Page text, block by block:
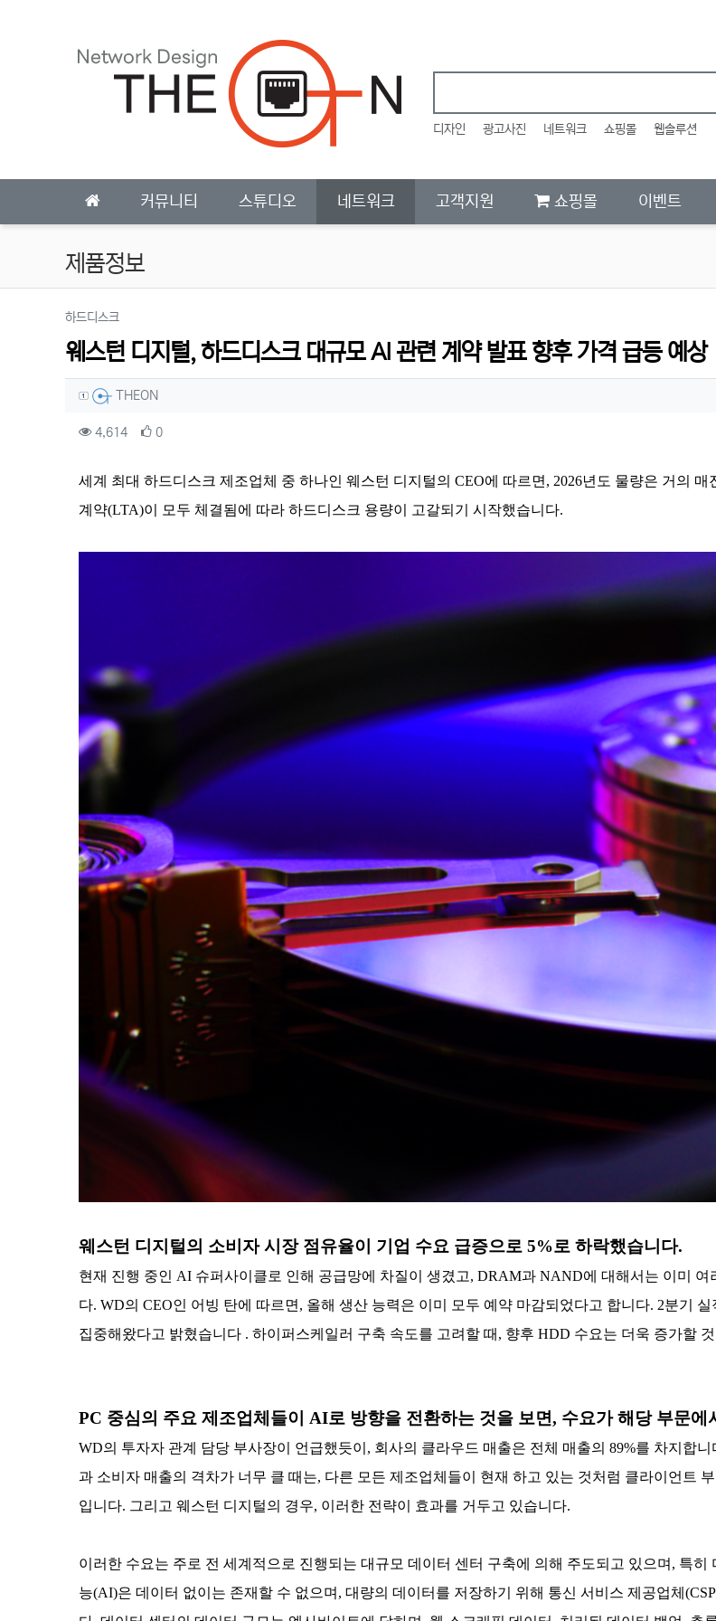
디자인 광고사진 네트워크 쇼핑몰 웹솔루션
커뮤니티 스튜디오 네트워크 고객지원 쇼핑몰 이벤트
제품정보
하드디스크분류
웨스턴 디지털, 하드디스크 대규모 AI 관련 계약 발표 향후 가격 급등 예상
작성자 정보
THEON
컨텐츠 정보
4,614조회 0추천
본문
세계 최대 하드디스크 제조업체 중 하나인 웨스턴 디지털의 CEO에 따르면, 2026년도 물량은 거의
계약(LTA)이 모두 체결됨에 따라 하드디스크 용량이 고갈되기 시작했습니다.
웨스턴 디지털의 소비자 시장 점유율이 기업 수요 급증으로 5%로 하락했습니다.
현재 진행 중인 AI 슈퍼사이클로 인해 공급망에 차질이 생겼고, DRAM과 NAND에 대해서는 이미
다. WD의 CEO인 어빙 탄에 따르면, 올해 생산 능력은 이미 모두 예약 마감되었다고 합니다. 2분기
집중해왔다고 밝혔습니다 . 하이퍼스케일러 구축 속도를 고려할 때, 향후 HDD 수요는 더욱 증가할
PC 중심의 주요 제조업체들이 AI로 방향을 전환하는 것을 보면, 수요가 해당 부문
WD의 투자자 관계 담당 부사장이 언급했듯이, 회사의 클라우드 매출은 전체 매출의 89%를 차지합
과 소비자 매출의 격차가 너무 클 때는, 다른 모든 제조업체들이 현재 하고 있는 것처럼 클라이언트
입니다. 그리고 웨스턴 디지털의 경우, 이러한 전략이 효과를 거두고 있습니다.
이러한 수요는 주로 전 세계적으로 진행되는 대규모 데이터 센터 구축에 의해 주도되고 있으며, 특
능(AI)은 데이터 없이는 존재할 수 없으며, 대량의 데이터를 저장하기 위해 통신 서비스 제공업체